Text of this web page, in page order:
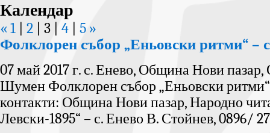
Календар
« 1 2 3 4 5 »
Фолклорен събор „Еньовски ритми“ –
07 май 2017 г. с. Енево, Община Нови пазар,
Шумен Фолклорен събор „Еньовски
контакти: Община Нови пазар, Народно
Левски-1895“ – с. Енево В. Стойнев, 0896/